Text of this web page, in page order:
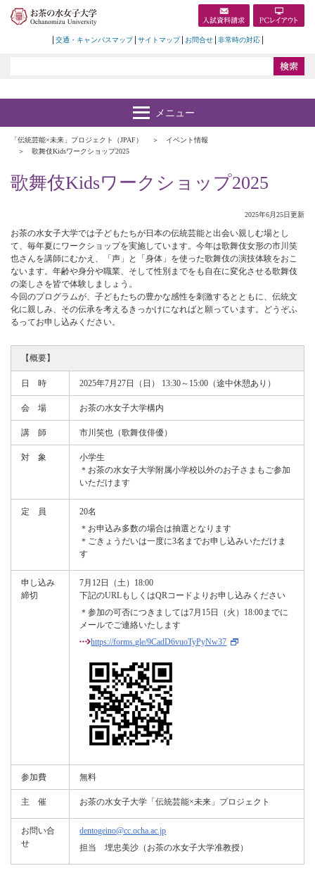
交通・キャンパスマップ サイトマップ お問合せ 非常時の対応
「伝統芸能×未来」プロジェクト（JPAF）
イベント情報
歌舞伎Kidsワークショップ2025
歌舞伎Kidsワークショップ2025
2025年6月25日更新
お茶の水女子大学では子どもたちが日本の伝統芸能と出会い親しむ場とし
て、毎年夏にワークショップを実施しています。今年は歌舞伎女形の市川笑
也さんを講師にむかえ、「声」と「身体」を使った歌舞伎の演技体験をおこ
ないます。年齢や身分や職業、そして性別までをも自在に変化させる歌舞伎
の楽しさを皆で体験しましょう。
今回のプログラムが、子どもたちの豊かな感性を刺激するとともに、伝統文
化に親しみ、その伝承を考えるきっかけになればと願っています。どうぞふ
るってお申し込みください。
【概要】
日 時 2025年7月27日（日） 13:30～15:00（途中休憩あり）
会 場 お茶の水女子大学構内
講 師 市川笑也（歌舞伎俳優）
対 象
小学生
＊お茶の水女子大学附属小学校以外のお子さまもご参加
いただけます
定 員
20名
＊お申込み多数の場合は抽選となります
＊ごきょうだいは一度に3名までお申し込みいただけま
す
申し込み
締切
7月12日（土）18:00
下記のURLもしくはQRコードよりお申し込みください
＊参加の可否につきましては7月15日（火）18:00までに
メールでご連絡いたします
https://forms.gle/9CadD6vuoTyPyNw37
参加費 無料
主 催 お茶の水女子大学「伝統芸能×未来」プロジェクト
お問い合
せ
dentogeino@cc.ocha.ac.jp
担当 埋忠美沙（お茶の水女子大学准教授）